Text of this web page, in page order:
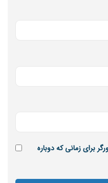
برای زمانی که دوباره